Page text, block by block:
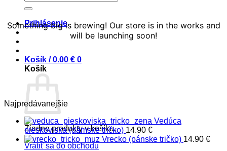
Prihlásenie
Košík /0.00 € 0
Košík
Žiadne produkty v košíku.
Vrátiť sa do obchodu
Something big is brewing! Our store is in the works and
will be launching soon!
Najpredávanejšie
Vedúca
pieskoviska (dámske tričko) 14.90 €
Vrecko (pánske tričko) 14.90 €